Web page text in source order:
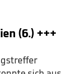
(6.) +++